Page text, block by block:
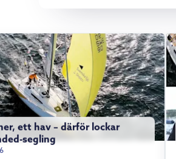
ett hav – därför lockar
segling